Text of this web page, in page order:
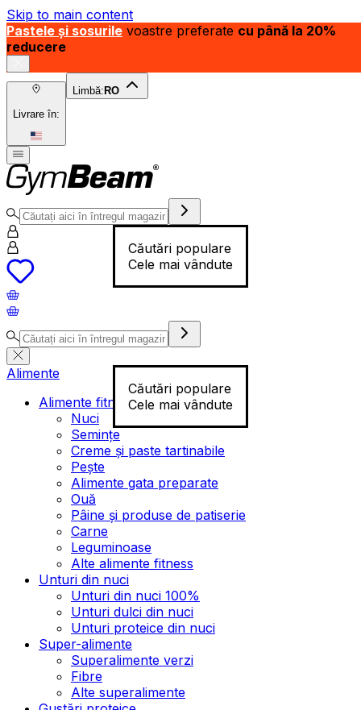
Skip to main content
Pastele și sosurile voastre preferate cu până la 20%
reducere
Livrare în:
Limbă: RO
Căutări populare
Cele mai vândute
Căutări populare
Cele mai vândute
Alimente
Alimente fitness
Nuci
Semințe
Creme și paste tartinabile
Pește
Alimente gata preparate
Ouă
Pâine și produse de patiserie
Carne
Leguminoase
Alte alimente fitness
Unturi din nuci
Unturi din nuci 100%
Unturi dulci din nuci
Unturi proteice din nuci
Super-alimente
Superalimente verzi
Fibre
Alte superalimente